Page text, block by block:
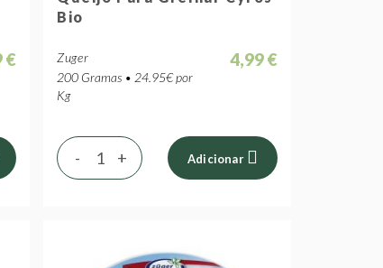
€
Bio
Zuger
200 Gramas • 24.95€ por
Kg
4,99 €
+
- Adicionar